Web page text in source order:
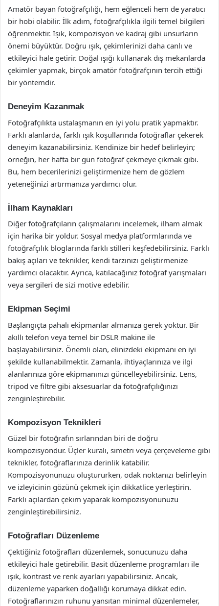
Amatör bayan fotoğrafçılığı, hem eğlenceli hem de yaratıcı
bir hobi olabilir. İlk adım, fotoğrafçılıkla ilgili temel bilgileri
öğrenmektir. Işık, kompozisyon ve kadraj gibi unsurların
önemi büyüktür. Doğru ışık, çekimlerinizi daha canlı ve
etkileyici hale getirir. Doğal ışığı kullanarak dış mekanlarda
çekimler yapmak, birçok amatör fotoğrafçının tercih ettiği
bir yöntemdir.
Deneyim Kazanmak
Fotoğrafçılıkta ustalaşmanın en iyi yolu pratik yapmaktır.
Farklı alanlarda, farklı ışık koşullarında fotoğraflar çekerek
deneyim kazanabilirsiniz. Kendinize bir hedef belirleyin;
örneğin, her hafta bir gün fotoğraf çekmeye çıkmak gibi.
Bu, hem becerilerinizi geliştirmenize hem de gözlem
yeteneğinizi artırmanıza yardımcı olur.
İlham Kaynakları
Diğer fotoğrafçıların çalışmalarını incelemek, ilham almak
için harika bir yoldur. Sosyal medya platformlarında ve
fotoğrafçılık bloglarında farklı stilleri keşfedebilirsiniz. Farklı
bakış açıları ve teknikler, kendi tarzınızı geliştirmenize
yardımcı olacaktır. Ayrıca, katılacağınız fotoğraf yarışmaları
veya sergileri de sizi motive edebilir.
Ekipman Seçimi
Başlangıçta pahalı ekipmanlar almanıza gerek yoktur. Bir
akıllı telefon veya temel bir DSLR makine ile
başlayabilirsiniz. Önemli olan, elinizdeki ekipmanı en iyi
şekilde kullanabilmektir. Zamanla, ihtiyaçlarınıza ve ilgi
alanlarınıza göre ekipmanınızı güncelleyebilirsiniz. Lens,
tripod ve filtre gibi aksesuarlar da fotoğrafçılığınızı
zenginleştirebilir.
Kompozisyon Teknikleri
Güzel bir fotoğrafın sırlarından biri de doğru
kompozisyondur. Üçler kuralı, simetri veya çerçeveleme gibi
teknikler, fotoğraflarınıza derinlik katabilir.
Kompozisyonunuzu oluştururken, odak noktanızı belirleyin
ve izleyicinin gözünü çekmek için dikkatlice yerleştirin.
Farklı açılardan çekim yaparak kompozisyonunuzu
zenginleştirebilirsiniz.
Fotoğrafları Düzenleme
Çektiğiniz fotoğrafları düzenlemek, sonucunuzu daha
etkileyici hale getirebilir. Basit düzenleme programları ile
ışık, kontrast ve renk ayarları yapabilirsiniz. Ancak,
düzenleme yaparken doğallığı korumaya dikkat edin.
Fotoğraflarınızın ruhunu yansıtan minimal düzenlemeler,